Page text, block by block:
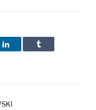
LinkedInTumblr